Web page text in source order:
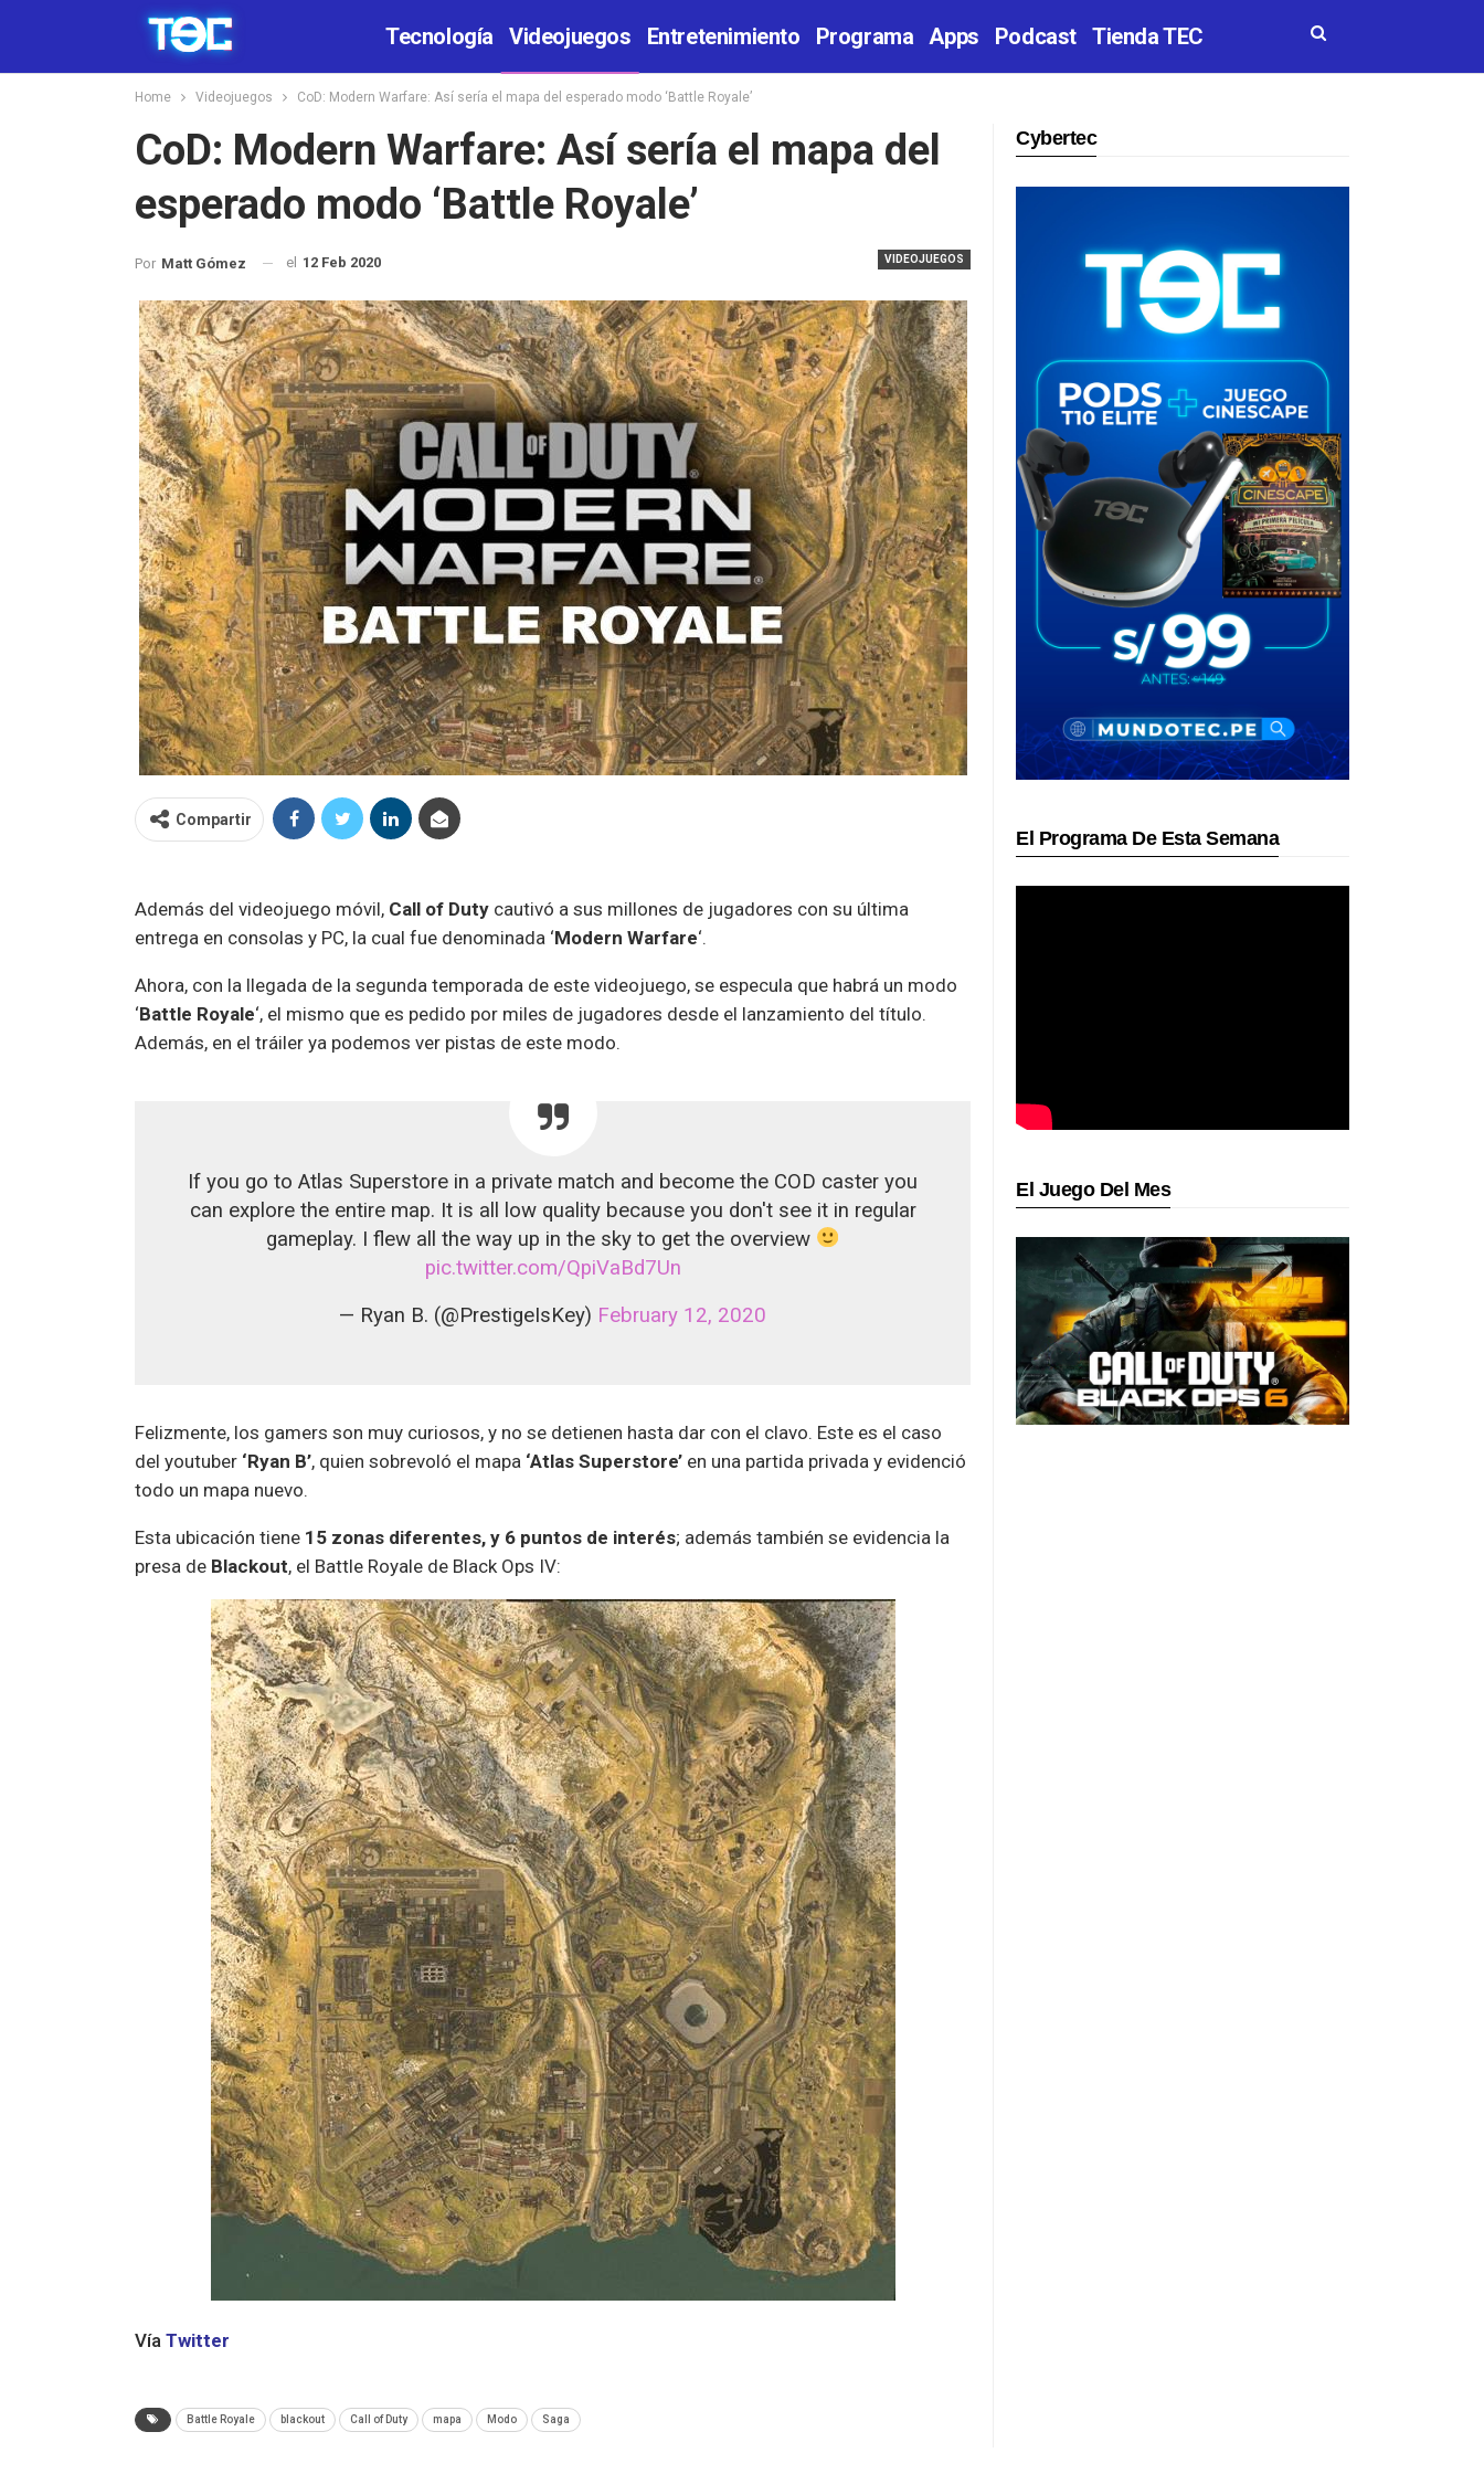
Tecnología Videojuegos Entretenimiento Programa Apps Podcast Tienda TEC
Home Videojuegos CoD: Modern Warfare: Así sería el mapa del esperado modo ‘Battle Royale’
CoD: Modern Warfare: Así sería el mapa del
esperado modo ‘Battle Royale’
VIDEOJUEGOS
Por Matt Gómez el 12 Feb 2020
Compartir
Además del videojuego móvil, Call of Duty cautivó a sus millones de jugadores con su última
entrega en consolas y PC, la cual fue denominada ‘Modern Warfare‘.
Ahora, con la llegada de la segunda temporada de este videojuego, se especula que habrá un modo
‘Battle Royale‘, el mismo que es pedido por miles de jugadores desde el lanzamiento del título.
Además, en el tráiler ya podemos ver pistas de este modo.
If you go to Atlas Superstore in a private match and become the COD caster you
can explore the entire map. It is all low quality because you don't see it in regular
gameplay. I flew all the way up in the sky to get the overview
pic.twitter.com/QpiVaBd7Un
— Ryan B. (@PrestigeIsKey) February 12, 2020
Felizmente, los gamers son muy curiosos, y no se detienen hasta dar con el clavo. Este es el caso
del youtuber ‘Ryan B’, quien sobrevoló el mapa ‘Atlas Superstore’ en una partida privada y evidenció
todo un mapa nuevo.
Esta ubicación tiene 15 zonas diferentes, y 6 puntos de interés; además también se evidencia la
presa de Blackout, el Battle Royale de Black Ops IV:
Vía Twitter
Battle Royale blackout Call of Duty mapa Modo Saga
Cybertec
El Programa De Esta Semana
El Juego Del Mes